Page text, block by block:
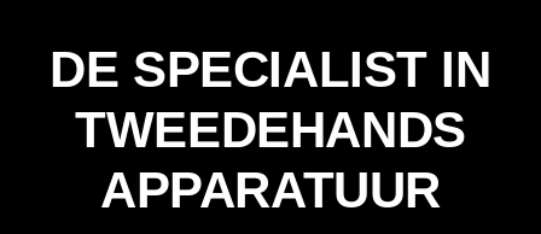
DE SPECIALIST IN
TWEEDEHANDS
APPARATUUR